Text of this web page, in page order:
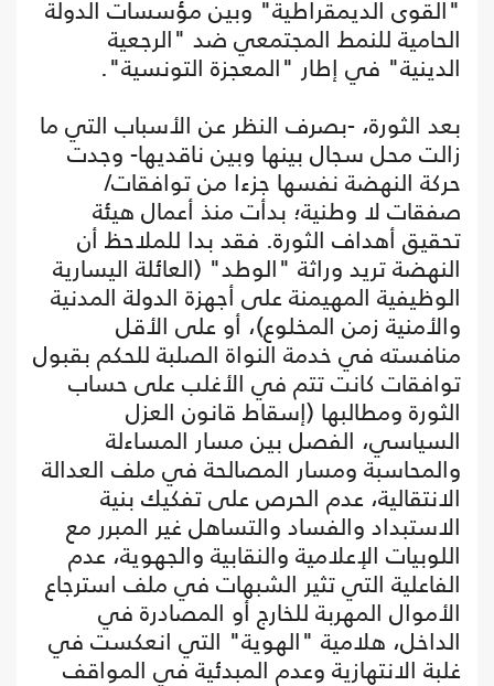
"القوى الديمقراطية" وبين مؤسسات الدولة
الحامية للنمط المجتمعي ضد "الرجعية
الدينية" في إطار "المعجزة التونسية".
بعد الثورة، -بصرف النظر عن الأسباب التي ما
زالت محل سجال بينها وبين ناقديها- وجدت
حركة النهضة نفسها جزءا من توافقات/
صفقات لا وطنية؛ بدأت منذ أعمال هيئة
تحقيق أهداف الثورة. فقد بدا للملاحظ أن
النهضة تريد وراثة "الوطد" (العائلة اليسارية
الوظيفية المهيمنة على أجهزة الدولة المدنية
والأمنية زمن المخلوع)، أو على الأقل
منافسته في خدمة النواة الصلبة للحكم بقبول
توافقات كانت تتم في الأغلب على حساب
الثورة ومطالبها (إسقاط قانون العزل
السياسي، الفصل بين مسار المساءلة
والمحاسبة ومسار المصالحة في ملف العدالة
الانتقالية، عدم الحرص على تفكيك بنية
الاستبداد والفساد والتساهل غير المبرر مع
اللوبيات الإعلامية والنقابية والجهوية، عدم
الفاعلية التي تثير الشبهات في ملف استرجاع
الأموال المهربة للخارج أو المصادرة في
الداخل، هلامية "الهوية" التي انعكست في
غلبة الانتهازية وعدم المبدئية في المواقف